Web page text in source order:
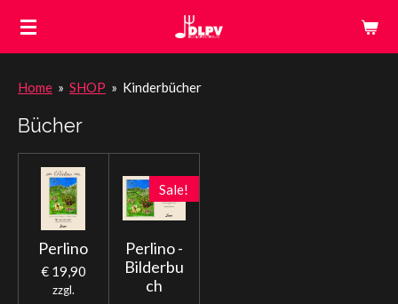
Zum
Home » SHOP » Kinderbücher
Bücher
Perlino
€ 19,90
zzgl.
Sale!
Perlino -
Bilderbu
ch